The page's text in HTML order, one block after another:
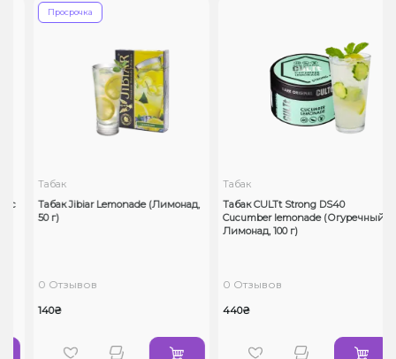
Просрочка
Табак
Табак Jibiar Lemonade (Лимонад,
50 г)
0 Отзывов
140₴
Табак
Табак CULTt Strong DS40
Cucumber lemonade (Огуречный
Лимонад, 100 г)
0 Отзывов
440₴